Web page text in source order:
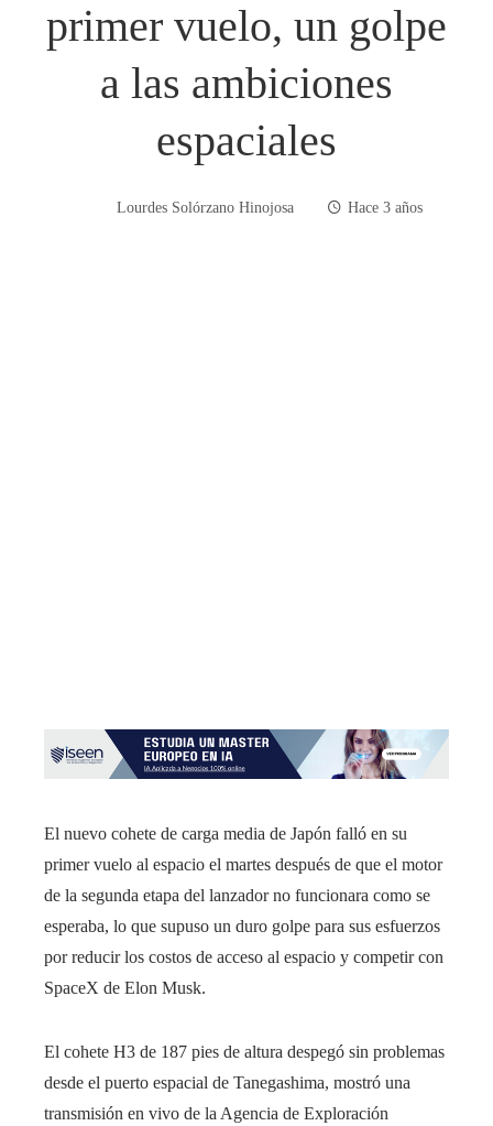
primer vuelo, un golpe
a las ambiciones
espaciales
Lourdes Solórzano Hinojosa Hace 3 años
El nuevo cohete de carga media de Japón falló en su
primer vuelo al espacio el martes después de que el motor
de la segunda etapa del lanzador no funcionara como se
esperaba, lo que supuso un duro golpe para sus esfuerzos
por reducir los costos de acceso al espacio y competir con
SpaceX de Elon Musk.
El cohete H3 de 187 pies de altura despegó sin problemas
desde el puerto espacial de Tanegashima, mostró una
transmisión en vivo de la Agencia de Exploración